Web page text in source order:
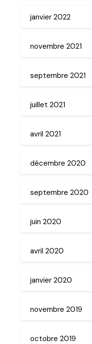
janvier 2022
novembre 2021
septembre 2021
juillet 2021
avril 2021
décembre 2020
septembre 2020
juin 2020
avril 2020
janvier 2020
novembre 2019
octobre 2019